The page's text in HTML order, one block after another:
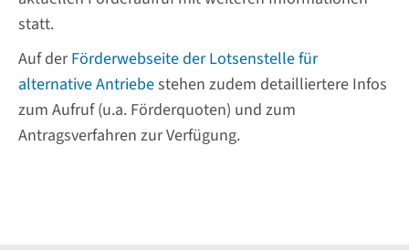
statt.
Auf derFörderwebseite der Lotsenstelle für
alternative Antriebestehen zudem detailliertere Infos
zum Aufruf (u.a. Förderquoten) und zum
Antragsverfahren zur Verfügung.